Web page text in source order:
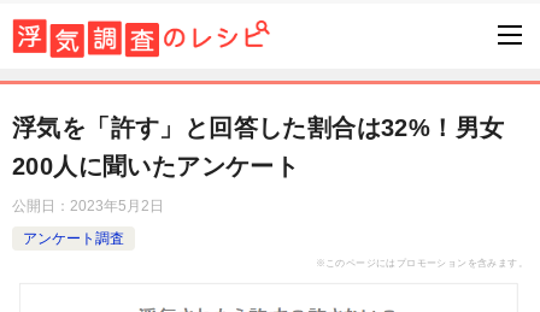
浮気を「許す」と回答した割合は32%！男女
200人に聞いたアンケート
公開日： 2023年5月2日
アンケート調査
※このページにはプロモーションを含みます。